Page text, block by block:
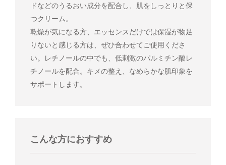
ドなどのうるおい成分を配合し、肌をしっとりと保
つクリーム。
乾燥が気になる方、エッセンスだけでは保湿が物足
りないと感じる方は、ぜひ合わせてご使用くださ
い。レチノールの中でも、低刺激のパルミチン酸レ
チノールを配合。キメの整え、なめらかな肌印象を
サポートします。
こんな方におすすめ